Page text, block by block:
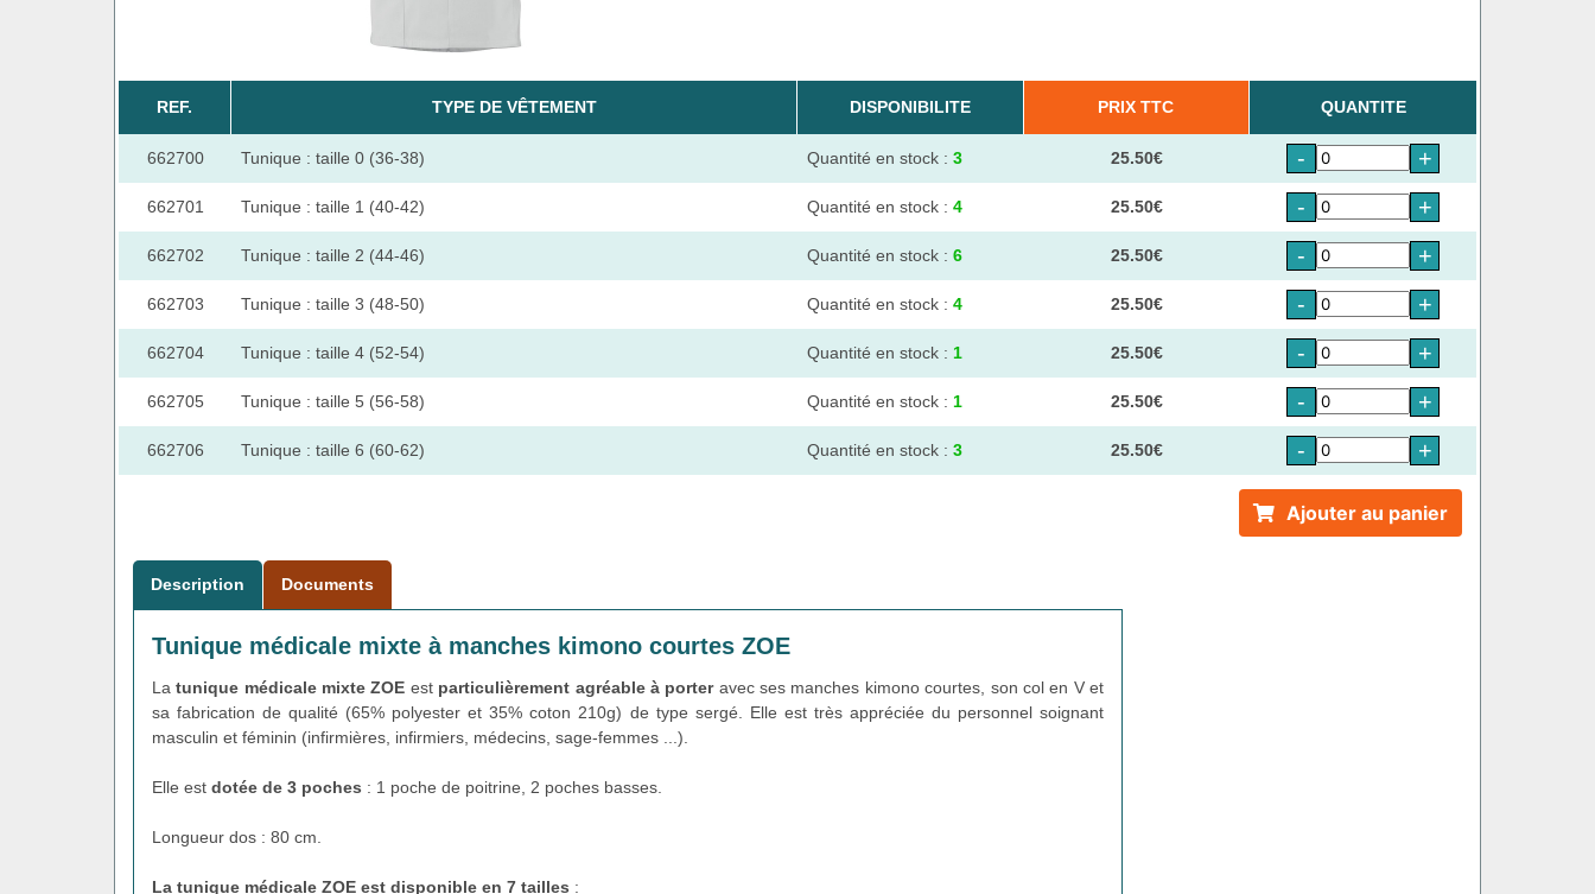
REF. TYPE DE VÊTEMENT DISPONIBILITE PRIX TTC QUANTITE
662700 Tunique : taille 0 (36-38) Quantité en stock : 3 25.50€ - +
662701 Tunique : taille 1 (40-42) Quantité en stock : 4 25.50€ - +
662702 Tunique : taille 2 (44-46) Quantité en stock : 6 25.50€ - +
662703 Tunique : taille 3 (48-50) Quantité en stock : 4 25.50€ - +
662704 Tunique : taille 4 (52-54) Quantité en stock : 1 25.50€ - +
662705 Tunique : taille 5 (56-58) Quantité en stock : 1 25.50€ - +
662706 Tunique : taille 6 (60-62) Quantité en stock : 3 25.50€ - +
Ajouter au panier
Description Documents
Tunique médicale mixte à manches kimono courtes ZOE
Latunique médicale mixte ZOE est particulièrement agréable à porteravec ses manches kimono courtes, son col en V et
sa fabrication de qualité (65% polyester et 35% coton 210g) de type sergé. Elle est très appréciée du personnel soignant
masculin et féminin (infirmières, infirmiers, médecins, sage-femmes ...).
Elle est dotée de 3 poches : 1 poche de poitrine, 2 poches basses.
Longueur dos : 80 cm.
La tunique médicale ZOE est disponible en 7 tailles :